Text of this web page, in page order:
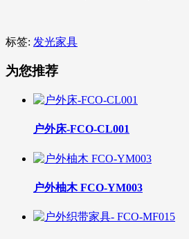
标签: 发光家具
为您推荐
户外床-FCO-CL001
户外柚木 FCO-YM003